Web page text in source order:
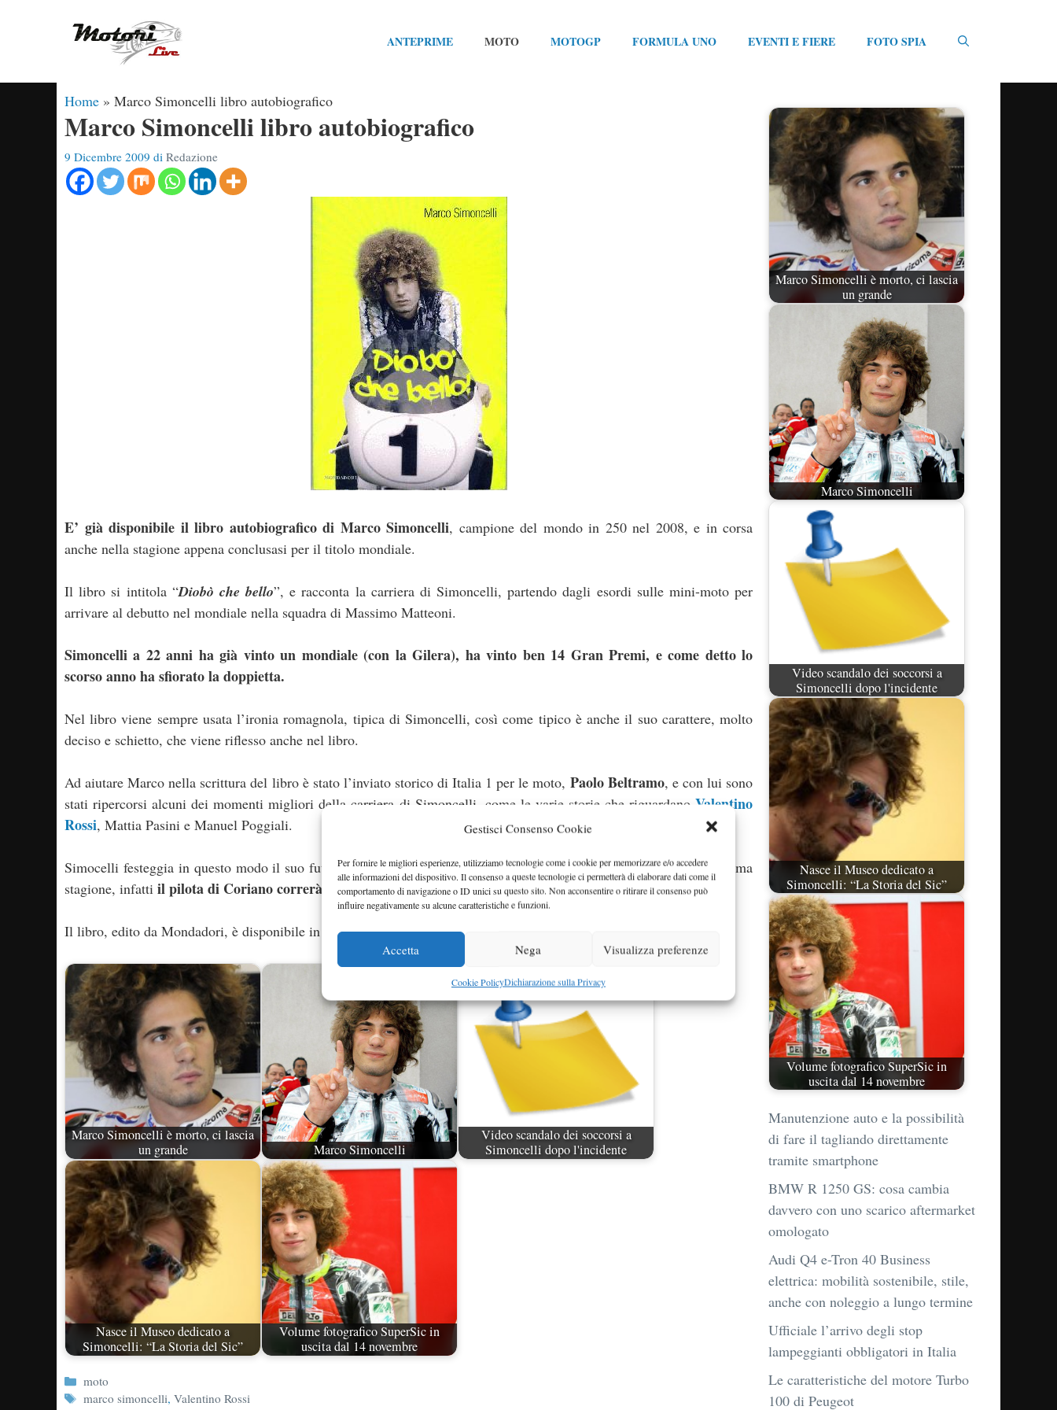
Gestisci Consenso Cookie
Per fornire le migliori esperienze, utilizziamo tecnologie come i cookie per memorizzare e/o accedere
alle informazioni del dispositivo. Il consenso a queste tecnologie ci permetterà di elaborare dati come il
comportamento di navigazione o ID unici su questo sito. Non acconsentire o ritirare il consenso può
influire negativamente su alcune caratteristiche e funzioni.
Accetta Nega Visualizza preferenze
Cookie PolicyDichiarazione sulla Privacy
ANTEPRIME MOTO MOTOGP FORMULA UNO EVENTI E FIERE FOTO SPIA
Home » Marco Simoncelli libro autobiografico
Marco Simoncelli libro autobiografico
9 Dicembre 2009 di Redazione
E’ già disponibile il libro autobiografico di Marco Simoncelli, campione del mondo in 250 nel 2008, e in corsa
anche nella stagione appena conclusasi per il titolo mondiale.
Il libro si intitola “Diobò che bello”, e racconta la carriera di Simoncelli, partendo dagli esordi sulle mini-moto per
arrivare al debutto nel mondiale nella squadra di Massimo Matteoni.
Simoncelli a 22 anni ha già vinto un mondiale (con la Gilera), ha vinto ben 14 Gran Premi, e come detto lo
scorso anno ha sfiorato la doppietta.
Nel libro viene sempre usata l’ironia romagnola, tipica di Simoncelli, così come tipico è anche il suo carattere, molto
deciso e schietto, che viene riflesso anche nel libro.
Ad aiutare Marco nella scrittura del libro è stato l’inviato storico di Italia 1 per le moto, Paolo Beltramo, e con lui sono
stati ripercorsi alcuni dei momenti migliori della carriera di Simoncelli, come le varie storie che riguardano Valentino
Rossi, Mattia Pasini e Manuel Poggiali.
Simocelli festeggia in questo modo il suo futuro approdo alla Moto GP che avverrà proprio con l’inizio della prossima
stagione, infatti il pilota di Coriano correrà con la Honda del Team Gresini.
Il libro, edito da Mondadori, è disponibile in tutte le librerie al prezzo di
Marco Simoncelli è morto, ci lascia
un grande
Marco Simoncelli
Video scandalo dei soccorsi a
Simoncelli dopo l'incidente
Nasce il Museo dedicato a
Simoncelli: “La Storia del Sic”
Volume fotografico SuperSic in
uscita dal 14 novembre
Categorie
moto
Tag
marco simoncelli,Valentino Rossi
Marco Simoncelli è morto, ci lascia
un grande
Marco Simoncelli
Video scandalo dei soccorsi a
Simoncelli dopo l'incidente
Nasce il Museo dedicato a
Simoncelli: “La Storia del Sic”
Volume fotografico SuperSic in
uscita dal 14 novembre
Manutenzione auto e la possibilità
di fare il tagliando direttamente
tramite smartphone
BMW R 1250 GS: cosa cambia
davvero con uno scarico aftermarket
omologato
Audi Q4 e-Tron 40 Business
elettrica: mobilità sostenibile, stile,
anche con noleggio a lungo termine
Ufficiale l’arrivo degli stop
lampeggianti obbligatori in Italia
Le caratteristiche del motore Turbo
100 di Peugeot